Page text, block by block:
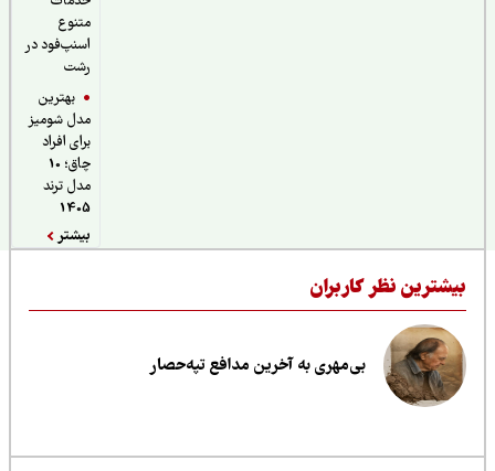
اسنپ‌فود در
بهترین
مدل شومیز
برای افراد
چاق؛ 10
مدل ترند
نظر کاربران
بی‌مهری به آخرین مدافع تپه‌حصار